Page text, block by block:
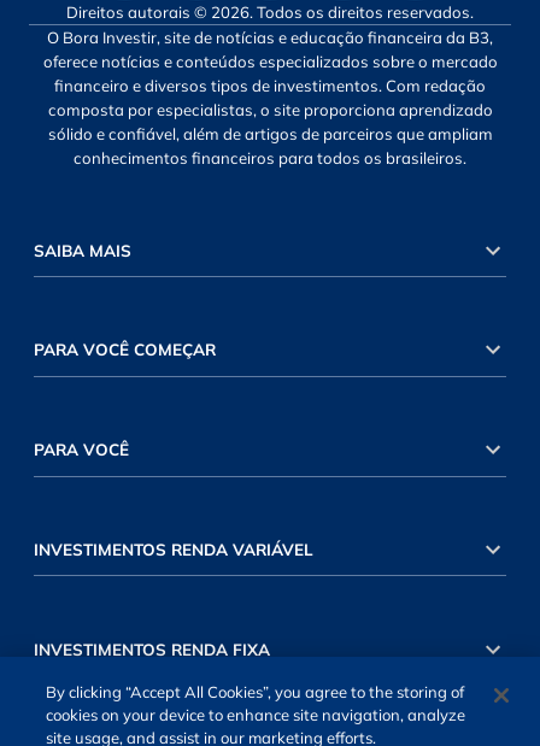
Direitos autorais © 2026. Todos os direitos reservados.
O Bora Investir, site de notícias e educação financeira da B3,
oferece notícias e conteúdos especializados sobre o mercado
financeiro e diversos tipos de investimentos. Com redação
composta por especialistas, o site proporciona aprendizado
sólido e confiável, além de artigos de parceiros que ampliam
conhecimentos financeiros para todos os brasileiros.
SAIBA MAIS
PARA VOCÊ COMEÇAR
PARA VOCÊ
INVESTIMENTOS RENDA VARIÁVEL
INVESTIMENTOS RENDA FIXA
By clicking “Accept All Cookies”, you agree to the storing of
cookies on your device to enhance site navigation, analyze
site usage, and assist in our marketing efforts.